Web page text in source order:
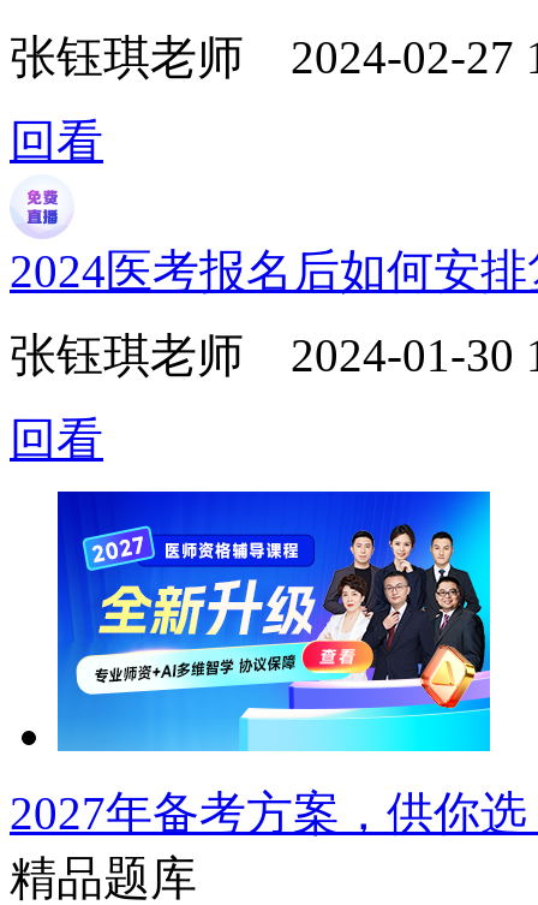
张钰琪老师 2024-02-27
回看
2024医考报名后如何安
张钰琪老师 2024-01-30
回看
2027年备考方案，供你
精品题库